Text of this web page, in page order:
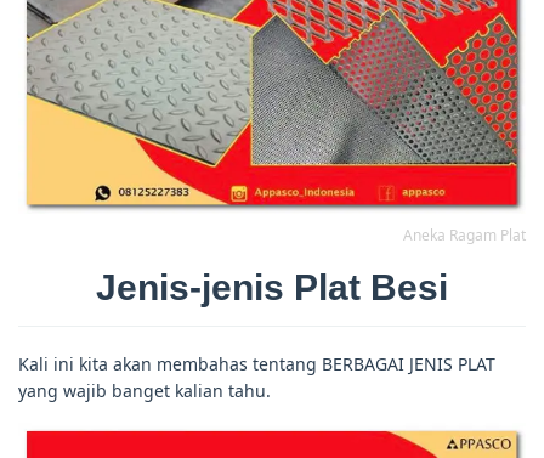
Aneka Ragam Plat
Jenis-jenis Plat Besi
Kali ini kita akan membahas tentang BERBAGAI JENIS PLAT
yang wajib banget kalian tahu.